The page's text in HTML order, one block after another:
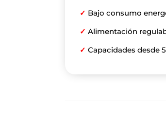
✓ Bajo consumo
✓Alimentación
✓Capacidades desde